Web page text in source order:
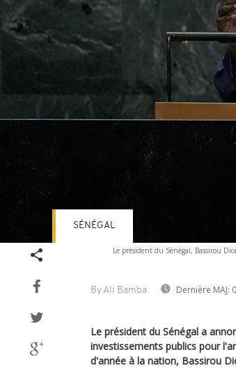
Le président du Sénégal, Bassirou
By Ali Bamba Dernière MAJ:
SÉNÉGAL
Le président du Sénégal a
investissements publics pour
d'année à la nation, Bassirou